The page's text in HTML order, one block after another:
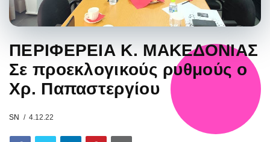
ΠΕΡΙΦΕΡΕΙΑ Κ. ΜΑΚΕΔΟΝΙΑΣ
Σε προεκλογικούς ρυθμούς ο
Χρ. Παπαστεργίου
SN 4.12.22